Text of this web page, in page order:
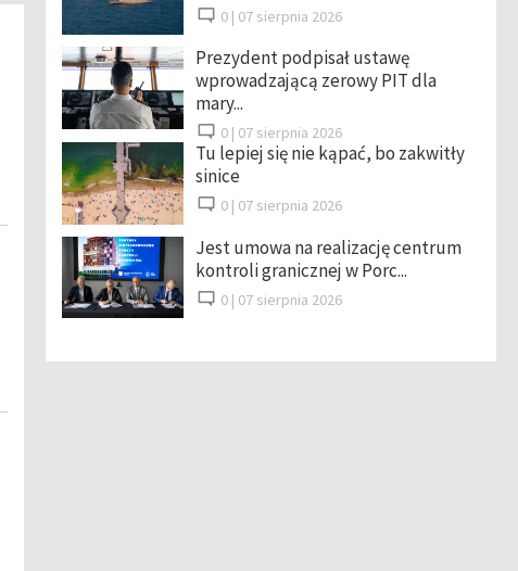
0 | 07 sierpnia 2026
Prezydent podpisał ustawę
wprowadzającą zerowy PIT dla
mary...
0 | 07 sierpnia 2026
Tu lepiej się nie kąpać, bo zakwitły
sinice
0 | 07 sierpnia 2026
Jest umowa na realizację centrum
kontroli granicznej w Porc...
0 | 07 sierpnia 2026